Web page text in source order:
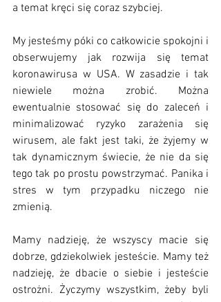
a temat kręci się coraz szybciej.
My jesteśmy póki co całkowicie spokojni i
obserwujemy jak rozwija się temat
koronawirusa w USA. W zasadzie i tak
niewiele można zrobić. Można
ewentualnie stosować się do zaleceń i
minimalizować ryzyko zarażenia się
wirusem, ale fakt jest taki, że żyjemy w
tak dynamicznym świecie, że nie da się
tego tak po prostu powstrzymać. Panika i
stres w tym przypadku niczego nie
zmienią.
Mamy nadzieję, że wszyscy macie się
dobrze, gdziekolwiek jesteście. Mamy też
nadzieję, że dbacie o siebie i jesteście
ostrożni. Życzymy wszystkim, żeby byli